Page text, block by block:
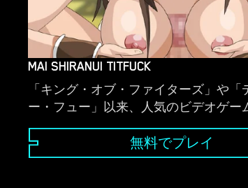
MAI SHIRANUI TITFUCK
「キング・オブ・ファイターズ」や「
ー・フュー」以来、人気のビデオゲー
クシーな容姿をしている不知火舞は、
くの才能のニンフです...彼女の最も強
力とともに、この小さいながらも非常
無料でプレイ